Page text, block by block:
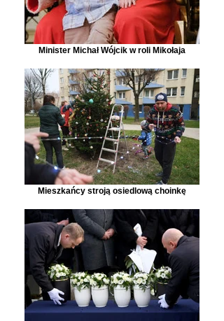
Minister Michał Wójcik w roli Mikołaja
Mieszkańcy stroją osiedlową choinkę